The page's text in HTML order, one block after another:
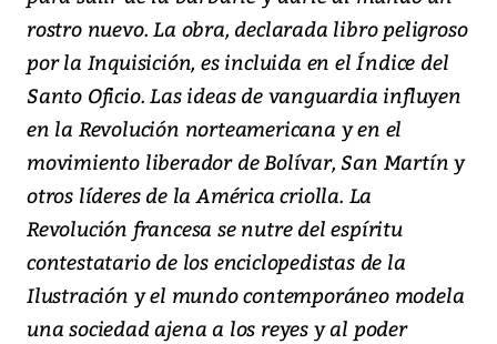
rostro nuevo. La obra, declarada libro peligroso
por la Inquisición, es incluida en el Índice del
Santo Oficio. Las ideas de vanguardia influyen
en la Revolución norteamericana y en el
movimiento liberador de Bolívar, San Martín y
otros líderes de la América criolla. La
Revolución francesa se nutre del espíritu
contestatario de los enciclopedistas de la
Ilustración y el mundo contemporáneo modela
una sociedad ajena a los reyes y al poder